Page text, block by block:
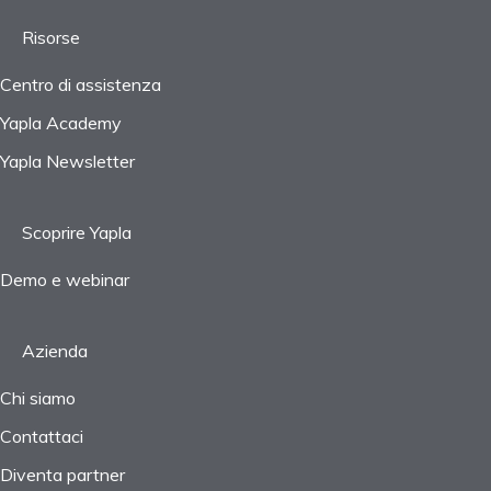
Risorse
Centro di assistenza
Yapla Academy
Yapla Newsletter
Scoprire Yapla
Demo e webinar
Azienda
Chi siamo
Contattaci
Diventa partner